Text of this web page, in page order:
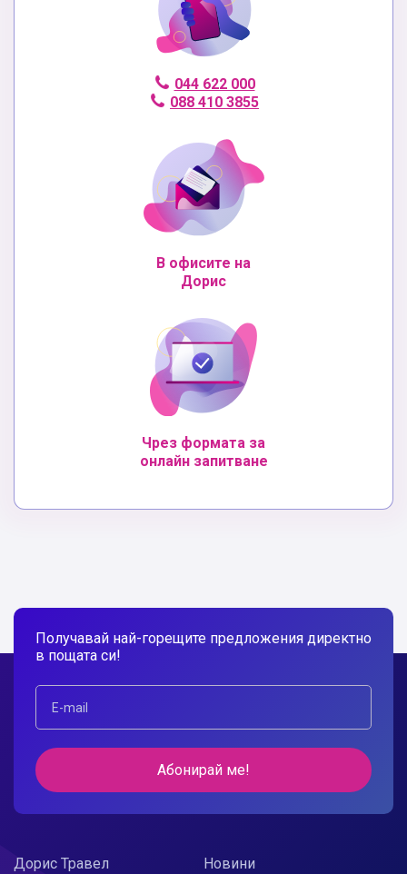
044 622 000
088 410 3855
В офисите на
Дорис
Чрез формата за
онлайн запитване
Получавай най-горещите предложения директно
в пощата си!
Абонирай ме!
Дорис Травел Новини